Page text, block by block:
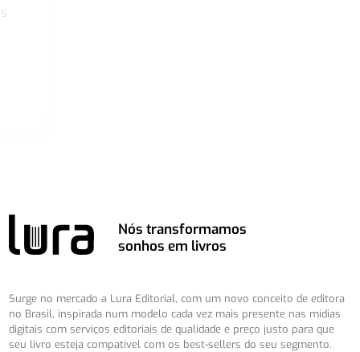
Nós transformamos
sonhos em livros
Surge no mercado a Lura Editorial, com um novo conceito de editora
no Brasil, inspirada num modelo cada vez mais presente nas mídias
digitais com serviços editoriais de qualidade e preço justo para que
seu livro esteja compatível com os best-sellers do seu segmento.